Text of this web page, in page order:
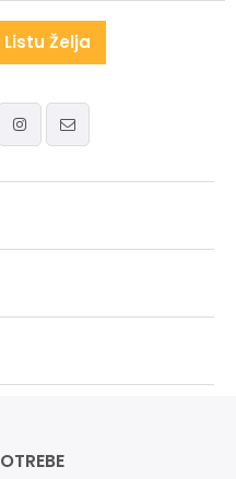
Želja